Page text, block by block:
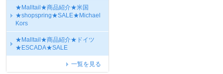
★Malltail★商品紹介★米国
★shopspring★SALE★Michael
Kors
★Malltail★商品紹介★ドイツ
★ESCADA★SALE
一覧を見る